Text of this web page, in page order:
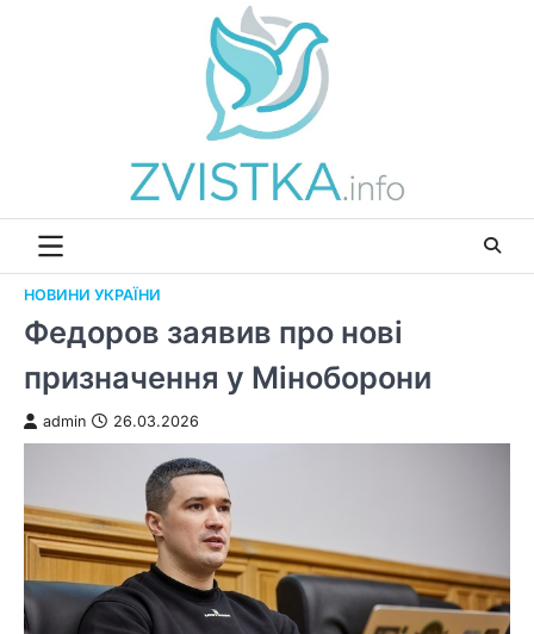
НОВИНИ УКРАЇНИ
Федоров заявив про нові
призначення у Міноборони
admin 26.03.2026